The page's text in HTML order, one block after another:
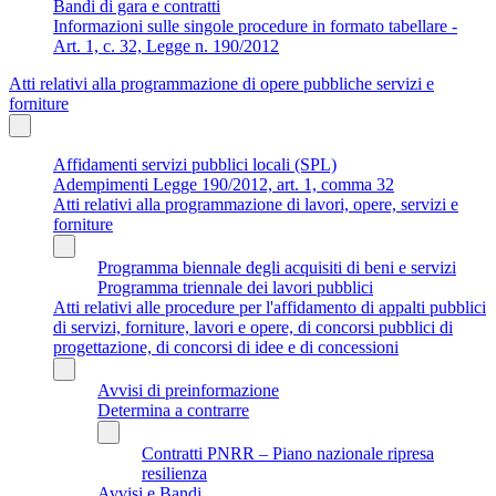
Bandi di gara e contratti
Informazioni sulle singole procedure in formato tabellare -
Art. 1, c. 32, Legge n. 190/2012
Atti relativi alla programmazione di opere pubbliche servizi e
forniture
Affidamenti servizi pubblici locali (SPL)
Adempimenti Legge 190/2012, art. 1, comma 32
Atti relativi alla programmazione di lavori, opere, servizi e
forniture
Programma biennale degli acquisiti di beni e servizi
Programma triennale dei lavori pubblici
Atti relativi alle procedure per l'affidamento di appalti pubblici
di servizi, forniture, lavori e opere, di concorsi pubblici di
progettazione, di concorsi di idee e di concessioni
Avvisi di preinformazione
Determina a contrarre
Contratti PNRR – Piano nazionale ripresa
resilienza